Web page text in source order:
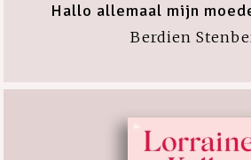
Hallo allemaal mijn
Berdien